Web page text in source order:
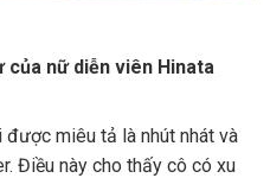
nữ diễn viên Hinata
miêu tả là nhút nhát và
Điều này cho thấy cô có xu